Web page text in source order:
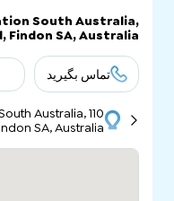
South Australia,
Findon SA, Australia
تماس بگیرید
Australia, 110
SA, Australia